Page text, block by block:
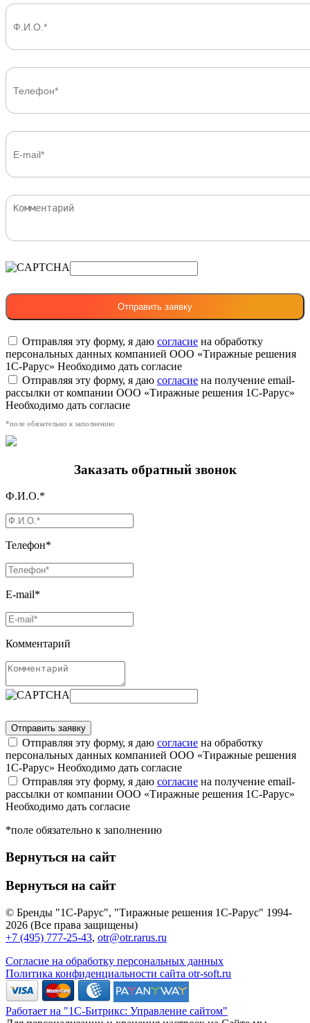
Отправляя эту форму, я даю согласие на обработку
персональных данных компанией ООО «Тиражные решения
1С-Рарус» Необходимо дать согласие
Отправляя эту форму, я даю согласие на получение email-
рассылки от компании ООО «Тиражные решения 1С-Рарус»
Необходимо дать согласие
*поле обязательно к заполнению
Заказать обратный звонок
Ф.И.О.*
Телефон*
E-mail*
Комментарий
Отправляя эту форму, я даю согласие на обработку
персональных данных компанией ООО «Тиражные решения
1С-Рарус» Необходимо дать согласие
Отправляя эту форму, я даю согласие на получение email-
рассылки от компании ООО «Тиражные решения 1С-Рарус»
Необходимо дать согласие
*поле обязательно к заполнению
Вернуться на сайт
Вернуться на сайт
© Бренды "1С-Рарус", "Тиражные решения 1С-Рарус" 1994-
2026 (Все права защищены)
+7 (495) 777-25-43, otr@otr.rarus.ru
Согласие на обработку персональных данных
Политика конфиденциальности сайта otr-soft.ru
Работает на "1С-Битрикс: Управление сайтом"